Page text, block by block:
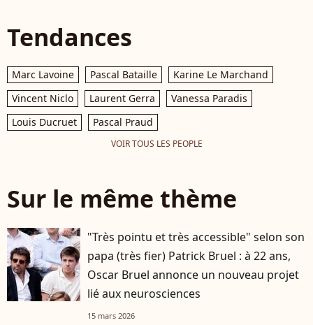
Tendances
Marc Lavoine Pascal Bataille
Karine Le Marchand
Vincent Niclo
Laurent Gerra
Vanessa Paradis
Louis Ducruet
Pascal Praud
VOIR TOUS LES PEOPLE
Sur le même thème
"Très pointu et très accessible" selon son
papa (très fier) Patrick Bruel : à 22 ans,
Oscar Bruel annonce un nouveau projet
lié aux neurosciences
15 mars 2026